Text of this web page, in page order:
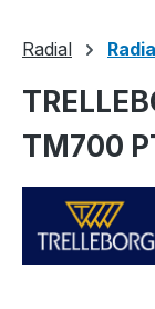
Radial
TM700